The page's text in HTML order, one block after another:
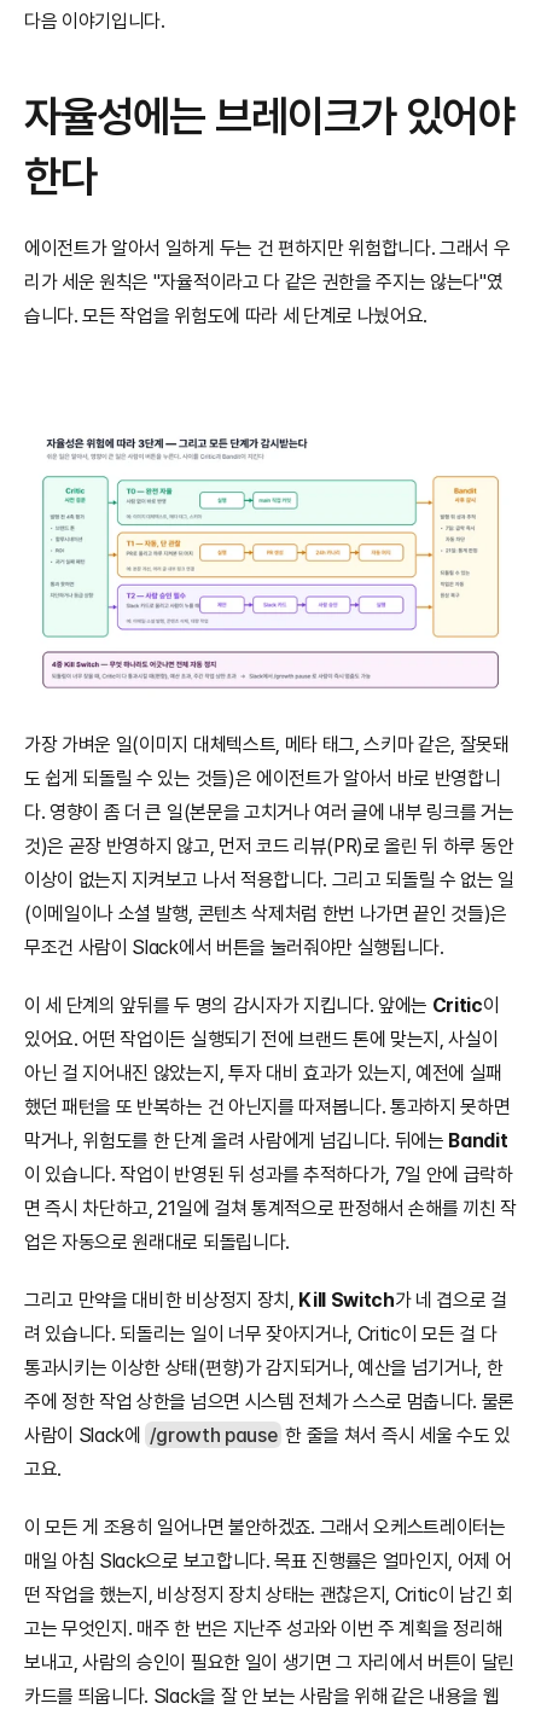
다음 이야기입니다.
자율성에는 브레이크가 있어야
한다
에이전트가 알아서 일하게 두는 건 편하지만 위험합니다. 그래서 우
리가 세운 원칙은 "자율적이라고 다 같은 권한을 주지는 않는다"였
습니다. 모든 작업을 위험도에 따라 세 단계로 나눴어요.
가장 가벼운 일(이미지 대체텍스트, 메타 태그, 스키마 같은, 잘못돼
도 쉽게 되돌릴 수 있는 것들)은 에이전트가 알아서 바로 반영합니
다. 영향이 좀 더 큰 일(본문을 고치거나 여러 글에 내부 링크를 거는
것)은 곧장 반영하지 않고, 먼저 코드 리뷰(PR)로 올린 뒤 하루 동안
이상이 없는지 지켜보고 나서 적용합니다. 그리고 되돌릴 수 없는 일
(이메일이나 소셜 발행, 콘텐츠 삭제처럼 한번 나가면 끝인 것들)은
무조건 사람이 Slack에서 버튼을 눌러줘야만 실행됩니다.
이 세 단계의 앞뒤를 두 명의 감시자가 지킵니다. 앞에는 Critic이
있어요. 어떤 작업이든 실행되기 전에 브랜드 톤에 맞는지, 사실이
아닌 걸 지어내진 않았는지, 투자 대비 효과가 있는지, 예전에 실패
했던 패턴을 또 반복하는 건 아닌지를 따져봅니다. 통과하지 못하면
막거나, 위험도를 한 단계 올려 사람에게 넘깁니다. 뒤에는 Bandit
이 있습니다. 작업이 반영된 뒤 성과를 추적하다가, 7일 안에 급락하
면 즉시 차단하고, 21일에 걸쳐 통계적으로 판정해서 손해를 끼친 작
업은 자동으로 원래대로 되돌립니다.
그리고 만약을 대비한 비상정지 장치, Kill Switch가 네 겹으로 걸
려 있습니다. 되돌리는 일이 너무 잦아지거나, Critic이 모든 걸 다
통과시키는 이상한 상태(편향)가 감지되거나, 예산을 넘기거나, 한
주에 정한 작업 상한을 넘으면 시스템 전체가 스스로 멈춥니다. 물론
사람이 Slack에 /growth pause 한 줄을 쳐서 즉시 세울 수도 있
고요.
이 모든 게 조용히 일어나면 불안하겠죠. 그래서 오케스트레이터는
매일 아침 Slack으로 보고합니다. 목표 진행률은 얼마인지, 어제 어
떤 작업을 했는지, 비상정지 장치 상태는 괜찮은지, Critic이 남긴 회
고는 무엇인지. 매주 한 번은 지난주 성과와 이번 주 계획을 정리해
보내고, 사람의 승인이 필요한 일이 생기면 그 자리에서 버튼이 달린
카드를 띄웁니다. Slack을 잘 안 보는 사람을 위해 같은 내용을 웹